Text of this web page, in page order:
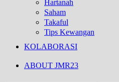
Hartanah
Saham
Takaful
Tips Kewangan
KOLABORASI
ABOUT JMR23